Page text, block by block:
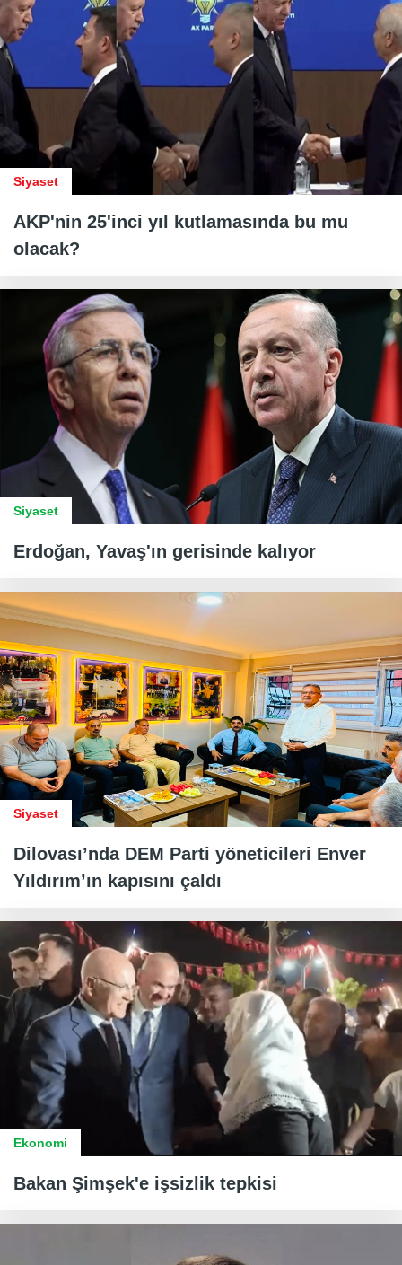
Siyaset
AKP'nin 25'inci yıl kutlamasında bu mu
olacak?
Siyaset
Erdoğan, Yavaş'ın gerisinde kalıyor
Siyaset
Dilovası’nda DEM Parti yöneticileri Enver
Yıldırım’ın kapısını çaldı
Ekonomi
Bakan Şimşek'e işsizlik tepkisi